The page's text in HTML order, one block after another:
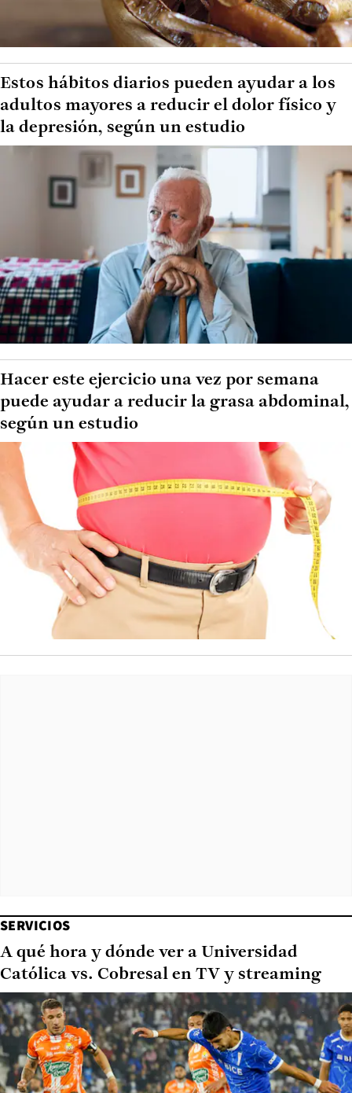
Estos hábitos diarios pueden ayudar a los
adultos mayores a reducir el dolor físico y
la depresión, según un estudio
Hacer este ejercicio una vez por semana
puede ayudar a reducir la grasa abdominal,
según un estudio
SERVICIOS
A qué hora y dónde ver a Universidad
Católica vs. Cobresal en TV y streaming